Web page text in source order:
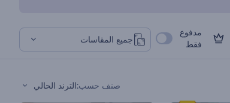
مدفوع
فقط
جميع المقاسات
صنف حسب:الترند الحالي